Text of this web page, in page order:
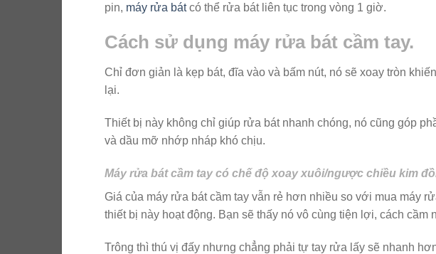
pin, máy rửa bátcó thể rửa bát liên tục trong vòng 1 giờ.
Cách sử dụng máy rửa bát cầm tay.
Chỉ đơn giản là kẹp bát, đĩa vào và bấm nút, nó sẽ xoay tròn
lại.
Thiết bị này không chỉ giúp rửa bát nhanh chóng, nó cũng góp
và dầu mỡ nhớp nháp khó chịu.
Máy rửa bát cầm tay có chế độ xoay xuôi/ngược chiều kim
Giá của máy rửa bát cầm tay vẫn rẻ hơn nhiều so với mua máy
thiết bị này hoạt động. Bạn sẽ thấy nó vô cùng tiện lợi, cách cầm
Trông thì thú vị đấy nhưng chẳng phải tự tay rửa lấy sẽ nhanh